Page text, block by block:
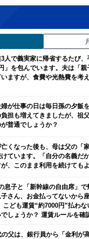
人で義実家に帰省するたび、
」を包んでいます。夫は「親
いますが、食費や光熱費を考
が仕事の日は毎日孫の夕飯
担も増えてきましたが、祖
が普通でしょうか？
くなった後も、母は父の「
けています。「自分の名義だ
が、このまま利用を続けても
息子と「新幹線の自由席」で
子さん、お金払ってないから
こども運賃“約7000円”払わな
でしょうか？ 運賃ルールを確
の父は、銀行員から「金利が